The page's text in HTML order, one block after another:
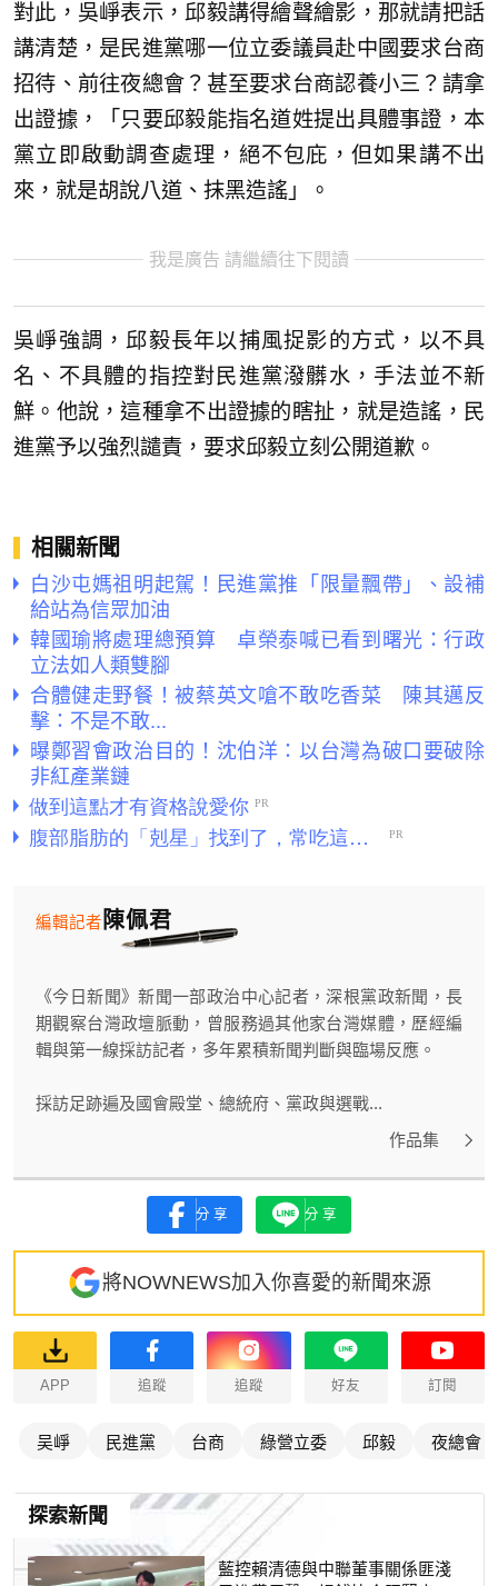
對此，吳崢表示，邱毅講得繪聲繪影，那就請把話
講清楚，是民進黨哪一位立委議員赴中國要求台商
招待、前往夜總會？甚至要求台商認養小三？請拿
出證據，「只要邱毅能指名道姓提出具體事證，本
黨立即啟動調查處理，絕不包庇，但如果講不出
來，就是胡說八道、抹黑造謠」。
我是廣告 請繼續往下閱讀
吳崢強調，邱毅長年以捕風捉影的方式，以不具
名、不具體的指控對民進黨潑髒水，手法並不新
鮮。他說，這種拿不出證據的瞎扯，就是造謠，民
進黨予以強烈譴責，要求邱毅立刻公開道歉。
相關新聞
白沙屯媽祖明起駕！民進黨推「限量飄帶」、設補
給站為信眾加油
韓國瑜將處理總預算 卓榮泰喊已看到曙光：行政
立法如人類雙腳
合體健走野餐！被蔡英文嗆不敢吃香菜 陳其邁反
擊：不是不敢...
曝鄭習會政治目的！沈伯洋：以台灣為破口要破除
非紅產業鏈
陳佩君
編輯記者
《今日新聞》新聞一部政治中心記者，深根黨政新聞，長
期觀察台灣政壇脈動，曾服務過其他家台灣媒體，歷經編
輯與第一線採訪記者，多年累積新聞判斷與臨場反應。
採訪足跡遍及國會殿堂、總統府、黨政與選戰...
作品集
分享 分享
將NOWNEWS加入你喜愛的新聞來源
APP 追蹤 追蹤 好友 訂閱
吴崢 民進黨 台商 綠營立委 邱毅 夜總會
探索新聞
藍控賴清德與中聯董事關係匪淺